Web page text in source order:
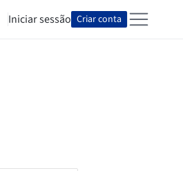
Iniciar sessão Criar conta